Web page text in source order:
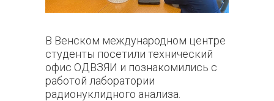
В Венском международном центре
студенты посетили технический
офис ОДВЗЯИ и познакомились с
работой лаборатории
радионуклидного анализа.